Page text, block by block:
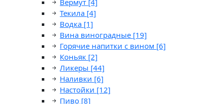
Вермут [4]
Текила [4]
Водка [1]
Вина виноградные [19]
Горячие напитки с вином [6]
Коньяк [2]
Ликеры [44]
Наливки [6]
Настойки [12]
Пиво [8]